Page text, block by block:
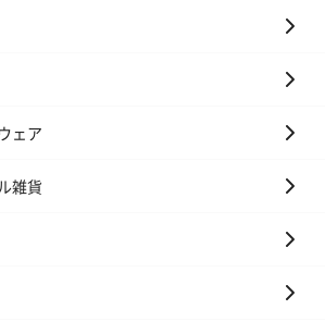
ェア
雑貨